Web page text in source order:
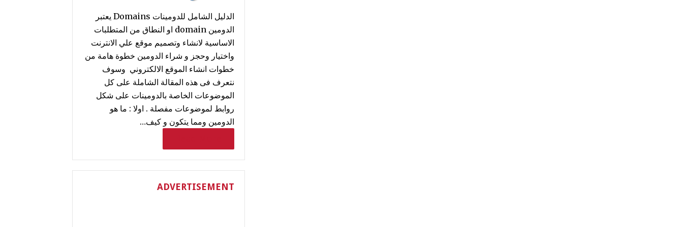
الدليل الشامل للدومينات Domains يعتبر
الدومين domain او النطاق من المتطلبات
الاساسية لانشاء وتصميم موقع علي الانترنت
واختيار وحجز و شراء الدومين خطوة هامة من
خطوات انشاء الموقع الالكتروني وسوف
نتعرف فى هذه المقالة الشاملة على كل
الموضوعات الخاصة بالدومينات على شكل
روابط لموضوعات مفصلة . اولا : ما هو
الدومين ومما يتكون و كيف…
ADVERTISEMENT